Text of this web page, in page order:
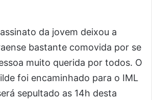
da jovem deixou a
bastante comovida por se
muito querida por todos. O
foi encaminhado para o IML
sepultado as 14h desta